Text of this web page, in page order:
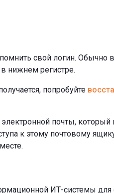
свой логин. Обычно
нижнем регистре.
попробуйте
почты,
к этому почтовому
ИТ-системы для